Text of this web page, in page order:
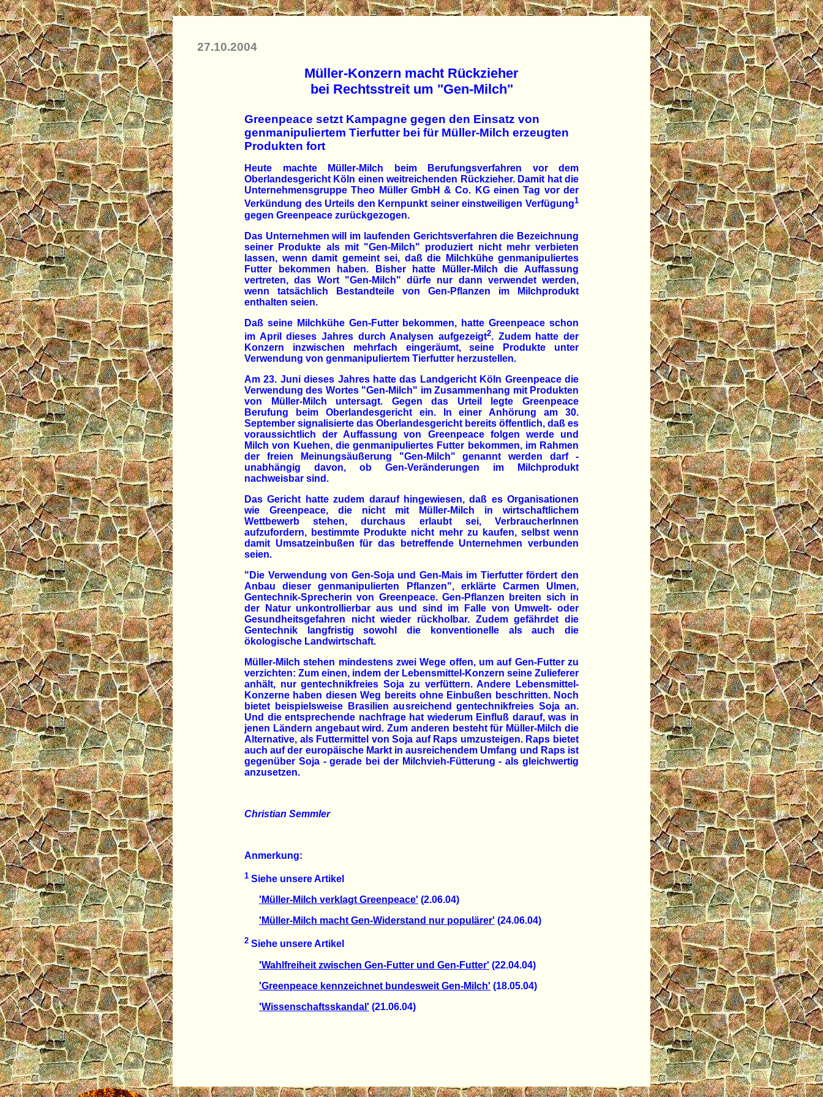
27.10.2004
Müller-Konzern macht Rückzieher
bei Rechtsstreit um "Gen-Milch"
Greenpeace setzt Kampagne gegen den Einsatz von
genmanipuliertem Tierfutter bei für Müller-Milch erzeugten
Produkten fort
Heute machte Müller-Milch beim Berufungsverfahren vor dem
Oberlandesgericht Köln einen weitreichenden Rückzieher. Damit hat die
Unternehmensgruppe Theo Müller GmbH & Co. KG einen Tag vor der
Verkündung des Urteils den Kernpunkt seiner einstweiligen Verfügung1
gegen Greenpeace zurückgezogen.
Das Unternehmen will im laufenden Gerichtsverfahren die Bezeichnung
seiner Produkte als mit "Gen-Milch" produziert nicht mehr verbieten
lassen, wenn damit gemeint sei, daß die Milchkühe genmanipuliertes
Futter bekommen haben. Bisher hatte Müller-Milch die Auffassung
vertreten, das Wort "Gen-Milch" dürfe nur dann verwendet werden,
wenn tatsächlich Bestandteile von Gen-Pflanzen im Milchprodukt
enthalten seien.
Daß seine Milchkühe Gen-Futter bekommen, hatte Greenpeace schon
im April dieses Jahres durch Analysen aufgezeigt2. Zudem hatte der
Konzern inzwischen mehrfach eingeräumt, seine Produkte unter
Verwendung von genmanipuliertem Tierfutter herzustellen.
Am 23. Juni dieses Jahres hatte das Landgericht Köln Greenpeace die
Verwendung des Wortes "Gen-Milch" im Zusammenhang mit Produkten
von Müller-Milch untersagt. Gegen das Urteil legte Greenpeace
Berufung beim Oberlandesgericht ein. In einer Anhörung am 30.
September signalisierte das Oberlandesgericht bereits öffentlich, daß es
voraussichtlich der Auffassung von Greenpeace folgen werde und
Milch von Kuehen, die genmanipuliertes Futter bekommen, im Rahmen
der freien Meinungsäußerung "Gen-Milch" genannt werden darf -
unabhängig davon, ob Gen-Veränderungen im Milchprodukt
nachweisbar sind.
Das Gericht hatte zudem darauf hingewiesen, daß es Organisationen
wie Greenpeace, die nicht mit Müller-Milch in wirtschaftlichem
Wettbewerb stehen, durchaus erlaubt sei, VerbraucherInnen
aufzufordern, bestimmte Produkte nicht mehr zu kaufen, selbst wenn
damit Umsatzeinbußen für das betreffende Unternehmen verbunden
seien.
"Die Verwendung von Gen-Soja und Gen-Mais im Tierfutter fördert den
Anbau dieser genmanipulierten Pflanzen", erklärte Carmen Ulmen,
Gentechnik-Sprecherin von Greenpeace. Gen-Pflanzen breiten sich in
der Natur unkontrollierbar aus und sind im Falle von Umwelt- oder
Gesundheitsgefahren nicht wieder rückholbar. Zudem gefährdet die
Gentechnik langfristig sowohl die konventionelle als auch die
ökologische Landwirtschaft.
Müller-Milch stehen mindestens zwei Wege offen, um auf Gen-Futter zu
verzichten: Zum einen, indem der Lebensmittel-Konzern seine Zulieferer
anhält, nur gentechnikfreies Soja zu verfüttern. Andere Lebensmittel-
Konzerne haben diesen Weg bereits ohne Einbußen beschritten. Noch
bietet beispielsweise Brasilien ausreichend gentechnikfreies Soja an.
Und die entsprechende nachfrage hat wiederum Einfluß darauf, was in
jenen Ländern angebaut wird. Zum anderen besteht für Müller-Milch die
Alternative, als Futtermittel von Soja auf Raps umzusteigen. Raps bietet
auch auf der europäische Markt in ausreichendem Umfang und Raps ist
gegenüber Soja - gerade bei der Milchvieh-Fütterung - als gleichwertig
anzusetzen.
Christian Semmler
Anmerkung:
1 Siehe unsere Artikel
'Müller-Milch verklagt Greenpeace' (2.06.04)
'Müller-Milch macht Gen-Widerstand nur populärer' (24.06.04)
2 Siehe unsere Artikel
'Wahlfreiheit zwischen Gen-Futter und Gen-Futter' (22.04.04)
'Greenpeace kennzeichnet bundesweit Gen-Milch' (18.05.04)
'Wissenschaftsskandal' (21.06.04)